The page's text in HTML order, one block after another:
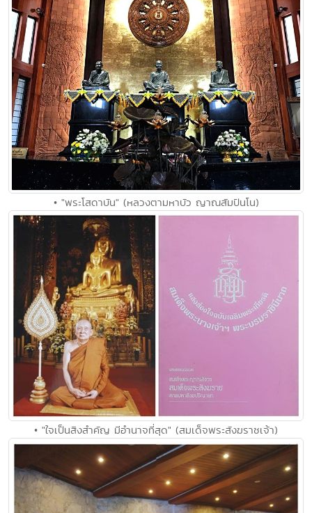
• "พระโสดาบัน" (หลวงตามหาบัว ญาณสัมปันโน)
• "ใจเป็นสิงสำคัญ มีอำนาจที่สุด" (สมเด็จพระสังฆราชเจ้า)